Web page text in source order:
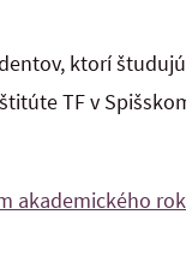
ktorí študujú
TF v
akademického